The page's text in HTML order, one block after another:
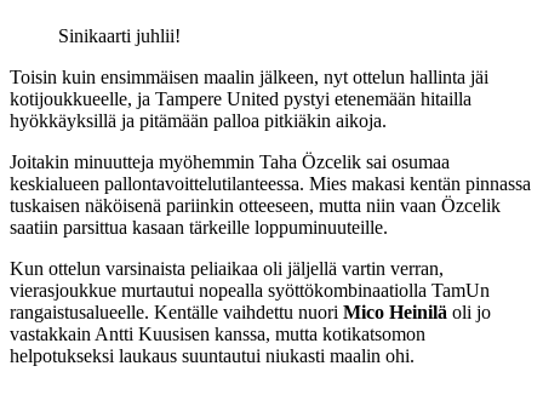
Sinikaarti juhlii!
Toisin kuin ensimmäisen maalin jälkeen, nyt ottelun hallinta jäi
kotijoukkueelle, ja Tampere United pystyi etenemään hitailla
hyökkäyksillä ja pitämään palloa pitkiäkin aikoja.
Joitakin minuutteja myöhemmin Taha Özcelik sai osumaa
keskialueen pallon­tavoittelutilanteessa. Mies makasi kentän pinnassa
tuskaisen näköisenä pariinkin otteeseen, mutta niin vaan Özcelik
saatiin parsittua kasaan tärkeille loppuminuuteille.
Kun ottelun varsinaista peliaikaa oli jäljellä vartin verran,
vierasjoukkue murtautui nopealla syöttökombinaatiolla TamUn
rangaistusalueelle. Kentälle vaihdettu nuori Mico Heinilä oli jo
vastakkain Antti Kuusisen kanssa, mutta kotikatsomon
helpotukseksi laukaus suuntautui niukasti maalin ohi.